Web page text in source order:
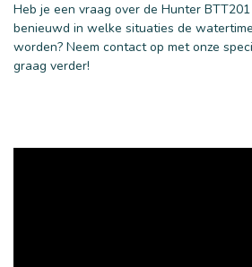
Heb je een vraag over de Hunter
benieuwd in welke situaties de
worden? Neem contact op met onze
graag verder!